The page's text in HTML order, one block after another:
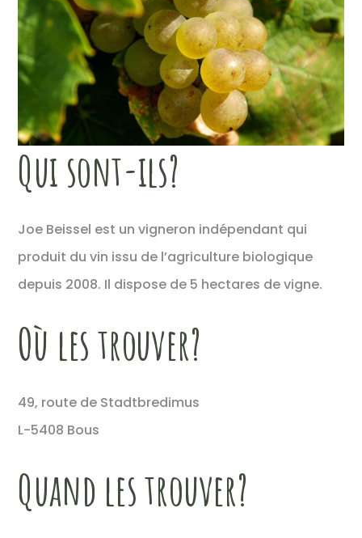
Qui sont-ils?
Joe Beissel est un vigneron indépendant qui
produit du vin issu de l’agriculture biologique
depuis 2008. Il dispose de 5 hectares de vigne.
Où les trouver?
49, route de Stadtbredimus
L-5408 Bous
Quand les trouver?